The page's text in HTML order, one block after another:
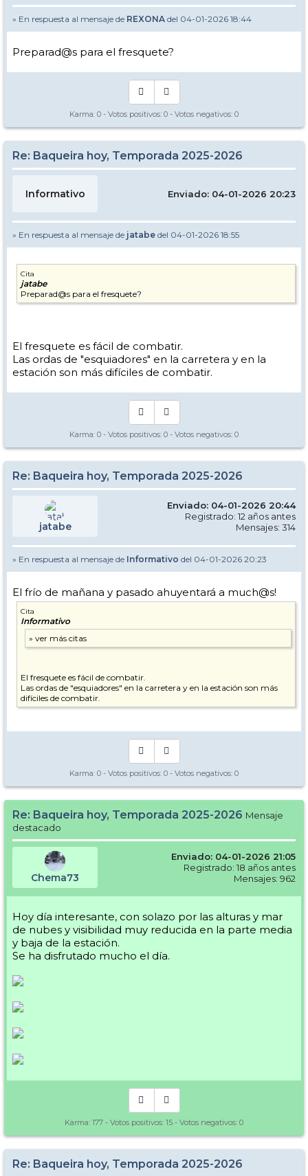
» En respuesta al mensaje de REXONA del 04-01-2026 18:44
Preparad@s para el fresquete?
Karma: 0 - Votos positivos: 0 - Votos negativos: 0
Re: Baqueira hoy, Temporada 2025-2026
Informativo Enviado: 04-01-2026 20:23
» En respuesta al mensaje de jatabe del 04-01-2026 18:55
Cita
jatabe
Preparad@s para el fresquete?
El fresquete es fácil de combatir.
Las ordas de "esquiadores" en la carretera y en la
estación son más difíciles de combatir.
Karma: 0 - Votos positivos: 0 - Votos negativos: 0
Re: Baqueira hoy, Temporada 2025-2026
jatabe
Enviado: 04-01-2026 20:44
Registrado: 12 años antes
Mensajes: 314
» En respuesta al mensaje de Informativo del 04-01-2026 20:23
El frío de mañana y pasado ahuyentará a much@s!
Cita
Informativo
El fresquete es fácil de combatir.
Las ordas de "esquiadores" en la carretera y en la estación son más
difíciles de combatir.
Karma: 0 - Votos positivos: 0 - Votos negativos: 0
Re: Baqueira hoy, Temporada 2025-2026 Mensaje
destacado
Chema73
Enviado: 04-01-2026 21:05
Registrado: 18 años antes
Mensajes: 962
Hoy día interesante, con solazo por las alturas y mar
de nubes y visibilidad muy reducida en la parte media
y baja de la estación.
Se ha disfrutado mucho el día.
Karma: 177 - Votos positivos: 15 - Votos negativos: 0
Re: Baqueira hoy, Temporada 2025-2026